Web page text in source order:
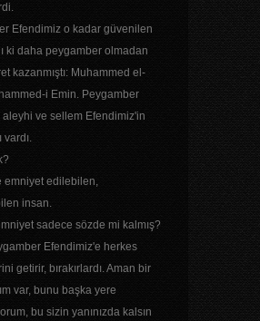
Efendimiz o kadar güvenilen
ki daha peygamber olmadan
kazanmıştı: Muhammed el-
i Emin. Peygamber
ve sellem Efendimiz'in
vardı.
emniyet edilebilen,
insan.
sadece sözde mi kalmış?
Efendimiz'e herkes
getirir, bırakırlardı. Aman bir
var, bunu başka yere
bu sizin yanınızda kalsın